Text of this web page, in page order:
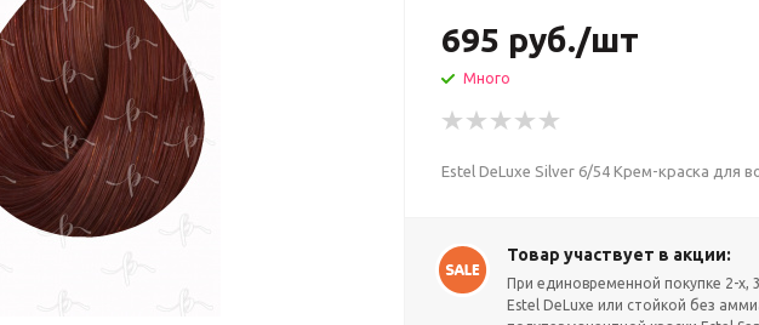
695 руб./шт
Много
Estel DeLuxe Silver 6/54 Крем-краска для
Товар участвует в акции:
При единовременной покупке 2-х,
Estel DeLuxe или стойкой без